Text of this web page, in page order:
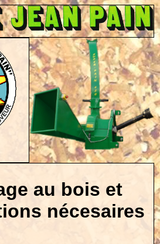
au bois et
nécesaires